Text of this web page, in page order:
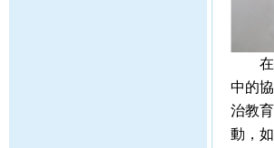
在中
中的
治教育
動